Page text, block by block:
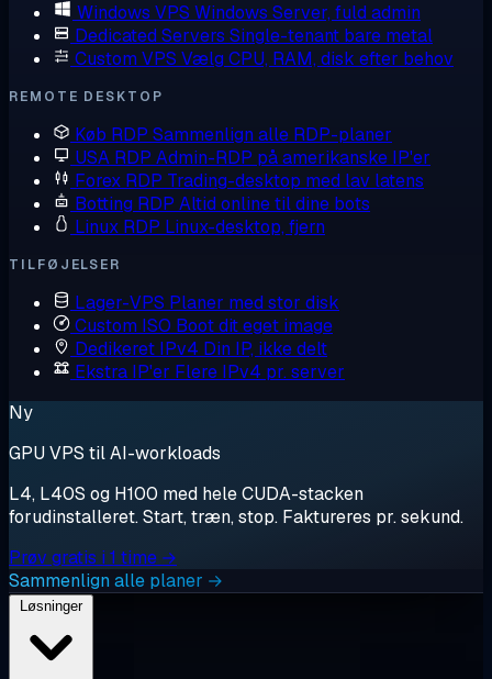
Windows VPS Windows Server, fuld admin
Dedicated Servers Single-tenant bare metal
Custom VPS Vælg CPU, RAM, disk efter behov
REMOTE DESKTOP
Køb RDP Sammenlign alle RDP-planer
USA RDP Admin-RDP på amerikanske IP'er
Forex RDP Trading-desktop med lav latens
Botting RDP Altid online til dine bots
Linux RDP Linux-desktop, fjern
TILFØJELSER
Lager-VPS Planer med stor disk
Custom ISO Boot dit eget image
Dedikeret IPv4 Din IP, ikke delt
Ekstra IP'er Flere IPv4 pr. server
Ny
GPU VPS til AI-workloads
L4, L40S og H100 med hele CUDA-stacken
forudinstalleret. Start, træn, stop. Faktureres pr. sekund.
Prøv gratis i 1 time →
Sammenlign alle planer →
Løsninger